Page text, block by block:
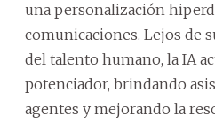
una personalización
comunicaciones. Lejos de
del talento humano, la IA
potenciador, brindando
agentes y mejorando la